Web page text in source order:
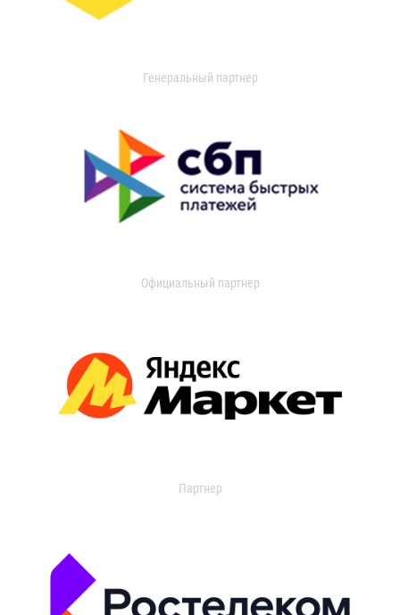
Генеральный партнер
Официальный партнер
Партнер